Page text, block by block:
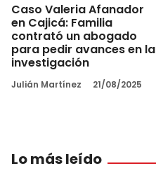
Caso Valeria Afanador
en Cajicá: Familia
contrató un abogado
para pedir avances en la
investigación
Julián Martínez 21/08/2025
Lo más leído